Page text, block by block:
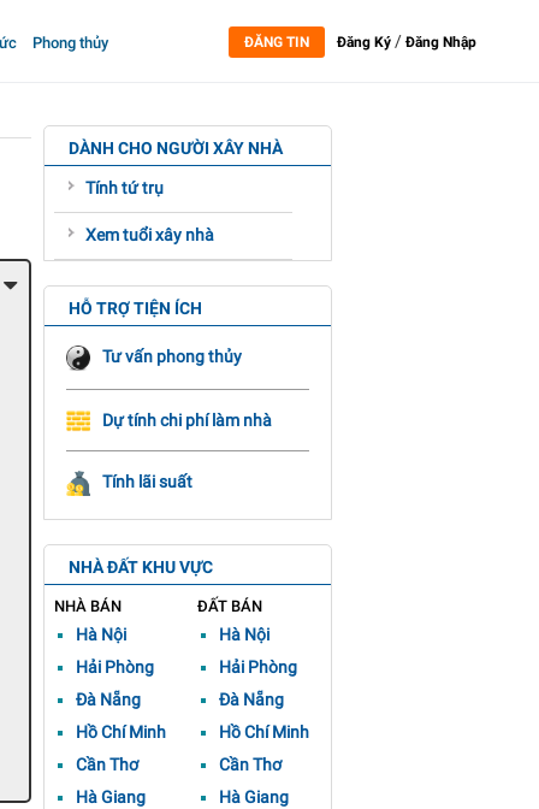
Phong thủy ĐĂNG TIN Đăng Ký /Đăng Nhập
DÀNH CHO NGƯỜI XÂY NHÀ
Tính tứ trụ
Xem tuổi xây nhà
HỖ TRỢ TIỆN ÍCH
Tư vấn phong thủy
Dự tính chi phí làm nhà
Tính lãi suất
NHÀ ĐẤT KHU VỰC
NHÀ BÁN
Hà Nội
Hải Phòng
Đà Nẵng
Hồ Chí Minh
Cần Thơ
Hà Giang
ĐẤT BÁN
Hà Nội
Hải Phòng
Đà Nẵng
Hồ Chí Minh
Cần Thơ
Hà Giang